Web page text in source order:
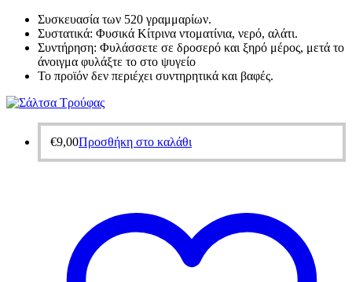
Συσκευασία των 520 γραμμαρίων.
Συστατικά: Φυσικά Κίτρινα ντοματίνια, νερό, αλάτι.
Συντήρηση: Φυλάσσετε σε δροσερό και ξηρό μέρος, μετά το
άνοιγμα φυλάξτε το στο ψυγείο
Το προϊόν δεν περιέχει συντηρητικά και βαφές.
€9,00Προσθήκη στο καλάθι